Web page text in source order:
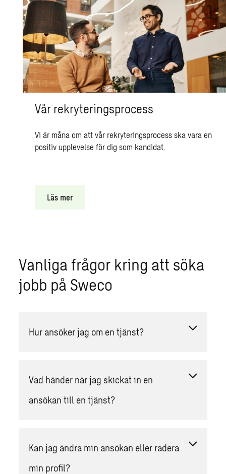
Vår rekryteringsprocess
Vi är måna om att vår rekryteringsprocess ska vara en
positiv upplevelse för dig som kandidat.
Läs mer
Vanliga frågor kring att söka
jobb på Sweco
Hur ansöker jag om en tjänst?
Vad händer när jag skickat in en
ansökan till en tjänst?
Kan jag ändra min ansökan eller radera
min profil?